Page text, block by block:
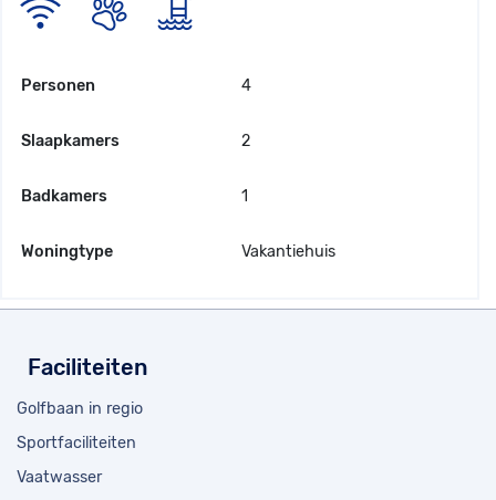
Personen 4
Slaapkamers 2
Badkamers 1
Woningtype Vakantiehuis
Faciliteiten
Golfbaan in regio
Sportfaciliteiten
Vaatwasser